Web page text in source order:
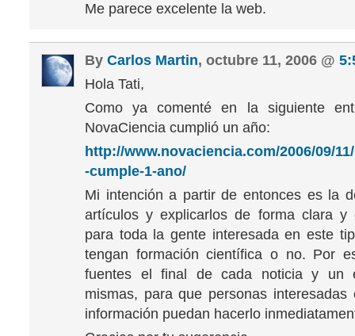
Me parece excelente la web.
By Carlos Martin, octubre 11, 2006 @
Hola Tati,
Como ya comenté en la siguiente
NovaCiencia cumplió un año:
http://www.novaciencia.com/2006/09/
-cumple-1-ano/
Mi intención a partir de entonces es la
artículos y explicarlos de forma clara y
para toda la gente interesada en este
tengan formación científica o no. Por
fuentes el final de cada noticia y un
mismas, para que personas interesadas
información puedan hacerlo